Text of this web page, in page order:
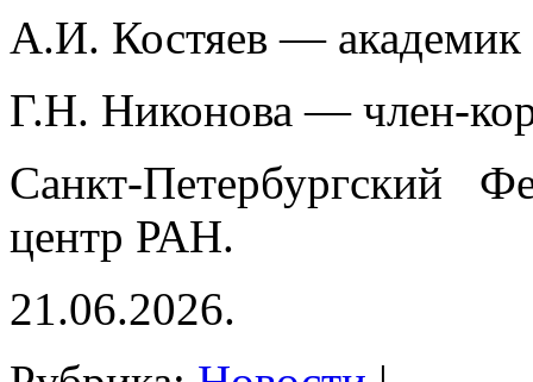
А.И. Костяев —
Г.Н. Никонова — член-
Санкт-Петербургский
центр РАН.
21.06.2026.